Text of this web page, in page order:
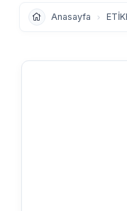
Anasayfa